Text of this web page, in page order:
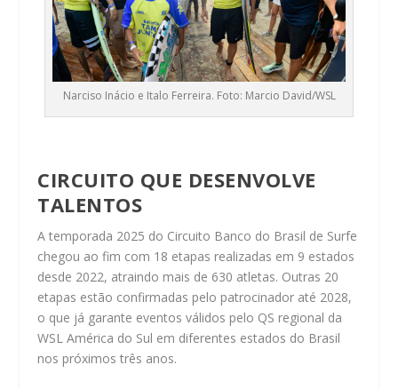
Narciso Inácio e Italo Ferreira. Foto: Marcio David/WSL
CIRCUITO QUE DESENVOLVE
TALENTOS
A temporada 2025 do Circuito Banco do Brasil de Surfe
chegou ao fim com 18 etapas realizadas em 9 estados
desde 2022, atraindo mais de 630 atletas. Outras 20
etapas estão confirmadas pelo patrocinador até 2028,
o que já garante eventos válidos pelo QS regional da
WSL América do Sul em diferentes estados do Brasil
nos próximos três anos.